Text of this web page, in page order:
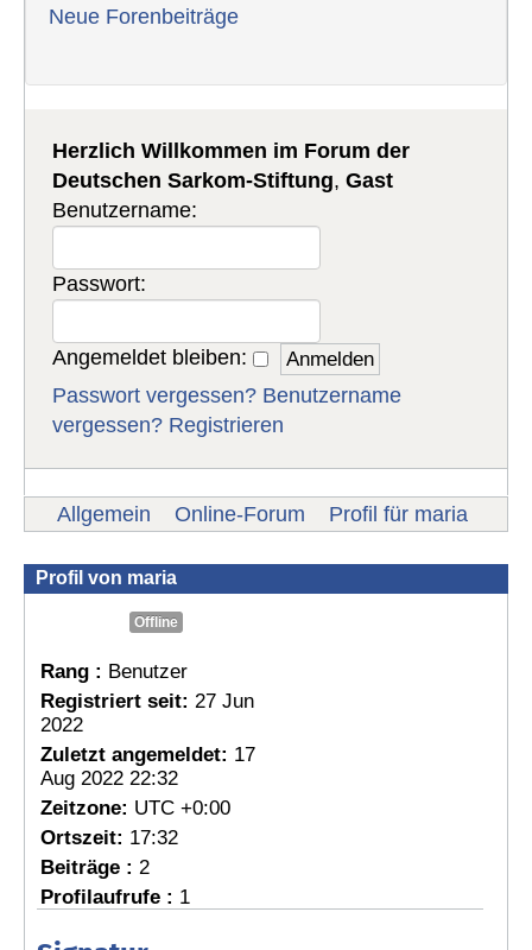
Neue Forenbeiträge
Herzlich Willkommen im Forum der
Deutschen Sarkom-Stiftung,Gast
Benutzername:
Passwort:
Angemeldet bleiben:
Passwort vergessen? Benutzername
vergessen? Registrieren
Allgemein Online-Forum Profil für maria
Profil von maria
Offline
Rang : Benutzer
Registriert seit: 27 Jun
2022
Zuletzt angemeldet: 17
Aug 2022 22:32
Zeitzone: UTC +0:00
Ortszeit: 17:32
Beiträge : 2
Profilaufrufe : 1